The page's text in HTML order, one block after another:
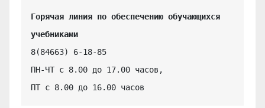
Горячая линия по обеспечению обучающихся
учебниками
8(84663) 6-18-85
ПН-ЧТ с 8.00 до 17.00 часов,
ПТ с 8.00 до 16.00 часов